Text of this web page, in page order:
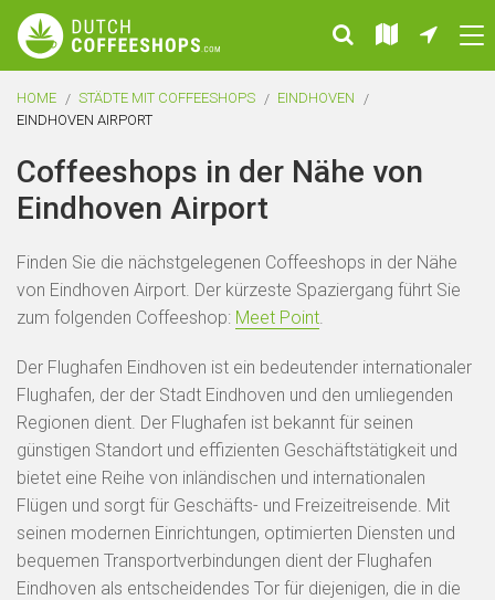
HOME STÄDTE MIT COFFEESHOPS
EINDHOVEN
EINDHOVEN AIRPORT
Coffeeshops in der Nähe von
Eindhoven Airport
Finden Sie die nächstgelegenen Coffeeshops in der Nähe
von Eindhoven Airport. Der kürzeste Spaziergang führt Sie
zum folgenden Coffeeshop: Meet Point.
Der Flughafen Eindhoven ist ein bedeutender internationaler
Flughafen, der der Stadt Eindhoven und den umliegenden
Regionen dient. Der Flughafen ist bekannt für seinen
günstigen Standort und effizienten Geschäftstätigkeit und
bietet eine Reihe von inländischen und internationalen
Flügen und sorgt für Geschäfts- und Freizeitreisende. Mit
seinen modernen Einrichtungen, optimierten Diensten und
bequemen Transportverbindungen dient der Flughafen
Eindhoven als entscheidendes Tor für diejenigen, die in die